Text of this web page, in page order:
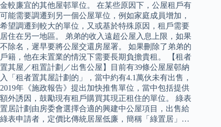
金較廉宜的其他屋邨單位。 在某些原因下，公屋租戶有
可能需要調遷到另一個公屋單位，例如家庭成員增加，
希望調遷到較大的單位，又或基於特殊原因，租戶需要
居住在另一地區。 弟弟的收入遠超公屋入息上限，如果
不除名，遲早要將公屋交還房屋署。 如果刪除了弟弟的
戶籍，他在未置業的情況下需要長期負擔貴租。 【租者
置其屋／租置計劃／出售公屋】目前有39條公屋屋邨納
入「租者置其屋計劃的」，當中約有4.1萬伙未有出售，
2019年《施政報告》提出加快推售單位，當中包括提供
額外誘因，鼓勵現有租戶購買其現正租住的單位。 綠表
置居計劃由房委會選擇合適的興建中公屋項目，出售給
綠表申請者，定價比傳統居屋低廉，簡稱「綠置居」…